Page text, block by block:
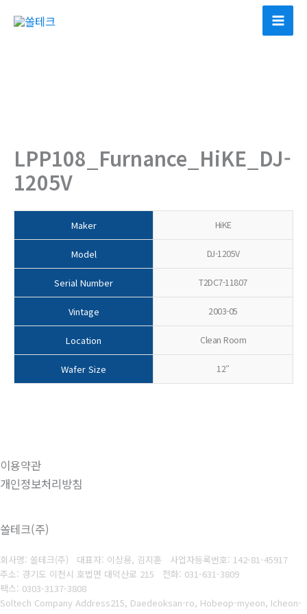
LPP108_Furnance_HiKE_DJ-
1205V
Maker HiKE
Model DJ-1205V
Serial Number T2DC7-11807
Vintage 2003-05
Location Clean Room
Wafer Size 12″
이용약관
개인정보처리방침
쏠테크(주)
회사명: 쏠테크(주) 대표자: 이상용, 김지훈 사업자등록번호: 142-81-45917
주소: 경기도 이천시 호법면 대덕산로 215 전화: 031-631-3809
팩스: 0303-3137-3808
Soltech Company Address215, Daedeoksan-ro, Hobeop-myeon, Icheon-